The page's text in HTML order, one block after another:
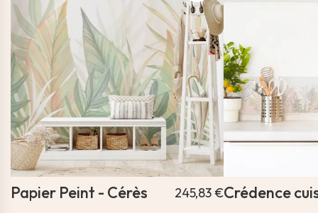
Papier Peint - Cérès 245,83 €Crédence